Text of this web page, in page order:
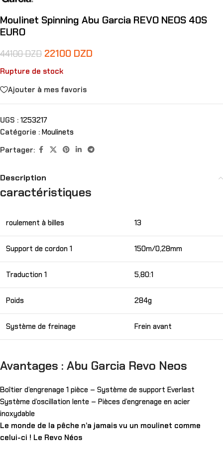
Moulinet Spinning Abu Garcia REVO NEOS 40S
EURO
44100DZD 22100 DZD
Rupture de stock
Ajouter à mes favoris
UGS : 1253217
Catégorie : Moulinets
Partager:
Description
caractéristiques
roulement à billes 13
Support de cordon 1 150m/0,28mm
Traduction 1 5,80:1
Poids 284g
Système de freinage Frein avant
Avantages : Abu Garcia Revo Neos
Boîtier d’engrenage 1 pièce – Système de support Everlast
Système d’oscillation lente – Pièces d’engrenage en acier
inoxydable
Le monde de la pêche n’a jamais vu un moulinet comme
celui-ci ! Le Revo Néos